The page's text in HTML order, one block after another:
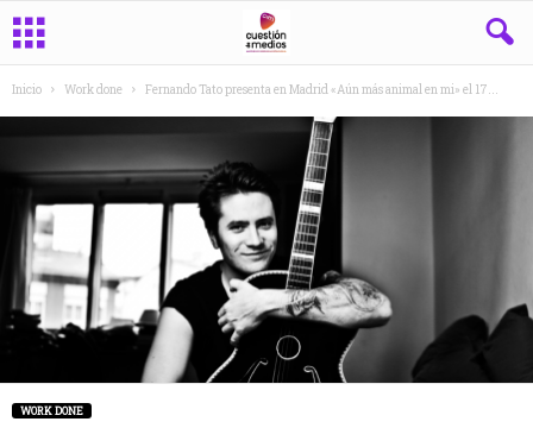
Inicio Work done Fernando Tato presenta en Madrid «Aún más animal en mi» el 17...
WORK DONE